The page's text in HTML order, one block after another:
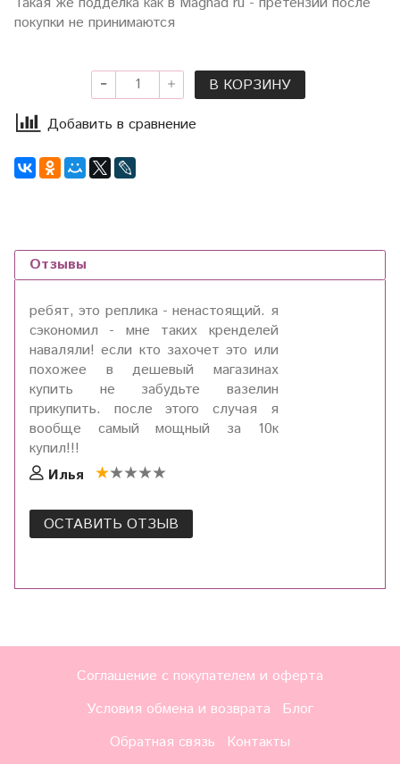
покупки не принимаются
В КОРЗИНУ
Добавить в сравнение
Отзывы
ребят, это реплика - ненастоящий. я
сэкономил - мне таких кренделей
наваляли! если кто захочет это или
похожее в дешевый магазинах
купить не забудьте вазелин
прикупить. после этого случая я
вообще самый мощный за 10к
купил!!!
Илья
ОСТАВИТЬ ОТЗЫВ
Соглашение с покупателем и оферта
Условия обмена и возврата
Блог
Обратная связь
Контакты